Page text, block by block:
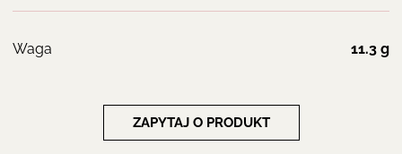
Waga 11.3 g
ZAPYTAJ O PRODUKT